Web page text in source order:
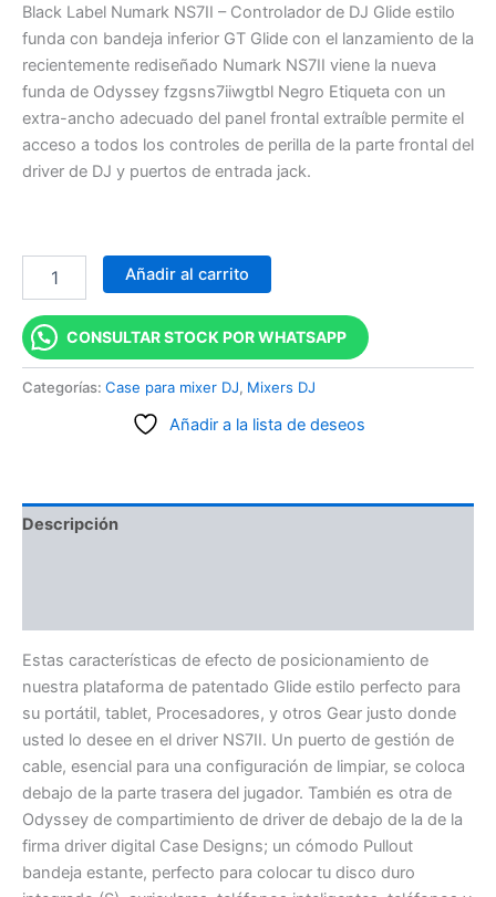
Black Label Numark NS7II – Controlador de DJ Glide estilo
funda con bandeja inferior GT Glide con el lanzamiento de la
recientemente rediseñado Numark NS7II viene la nueva
funda de Odyssey fzgsns7iiwgtbl Negro Etiqueta con un
extra-ancho adecuado del panel frontal extraíble permite el
acceso a todos los controles de perilla de la parte frontal del
driver de DJ y puertos de entrada jack.
Añadir al carrito
CONSULTAR STOCK POR WHATSAPP
Categorías: Case para mixer DJ, Mixers DJ
Añadir a la lista de deseos
Descripción
Estas características de efecto de posicionamiento de
nuestra plataforma de patentado Glide estilo perfecto para
su portátil, tablet, Procesadores, y otros Gear justo donde
usted lo desee en el driver NS7II. Un puerto de gestión de
cable, esencial para una configuración de limpiar, se coloca
debajo de la parte trasera del jugador. También es otra de
Odyssey de compartimiento de driver de debajo de la de la
firma driver digital Case Designs; un cómodo Pullout
bandeja estante, perfecto para colocar tu disco duro